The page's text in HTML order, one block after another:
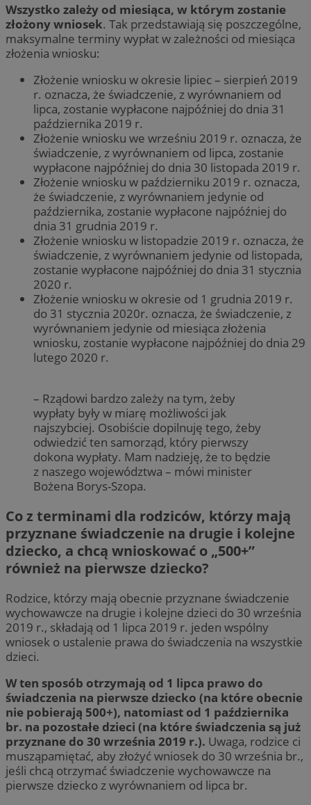
Wszystko zależy od miesiąca, w którym zostanie
złożony wniosek. Tak przedstawiają się poszczególne,
maksymalne terminy wypłat w zależności od miesiąca
złożenia wniosku:
Złożenie wniosku w okresie lipiec – sierpień 2019
r. oznacza, że świadczenie, z wyrównaniem od
lipca, zostanie wypłacone najpóźniej do dnia 31
października 2019 r.
Złożenie wniosku we wrześniu 2019 r. oznacza, że
świadczenie, z wyrównaniem od lipca, zostanie
wypłacone najpóźniej do dnia 30 listopada 2019 r.
Złożenie wniosku w październiku 2019 r. oznacza,
że świadczenie, z wyrównaniem jedynie od
października, zostanie wypłacone najpóźniej do
dnia 31 grudnia 2019 r.
Złożenie wniosku w listopadzie 2019 r. oznacza, że
świadczenie, z wyrównaniem jedynie od listopada,
zostanie wypłacone najpóźniej do dnia 31 stycznia
2020 r.
Złożenie wniosku w okresie od 1 grudnia 2019 r.
do 31 stycznia 2020r. oznacza, że świadczenie, z
wyrównaniem jedynie od miesiąca złożenia
wniosku, zostanie wypłacone najpóźniej do dnia 29
lutego 2020 r.
– Rządowi bardzo zależy na tym, żeby
wypłaty były w miarę możliwości jak
najszybciej. Osobiście dopilnuję tego, żeby
odwiedzić ten samorząd, który pierwszy
dokona wypłaty. Mam nadzieję, że to będzie
z naszego województwa – mówi minister
Bożena Borys-Szopa.
Co z terminami dla rodziców, którzy mają
przyznane świadczenie na drugie i kolejne
dziecko, a chcą wnioskować o „500+”
również na pierwsze dziecko?
Rodzice, którzy mają obecnie przyznane świadczenie
wychowawcze na drugie i kolejne dzieci do 30 września
2019 r., składają od 1 lipca 2019 r. jeden wspólny
wniosek o ustalenie prawa do świadczenia na wszystkie
dzieci.
W ten sposób otrzymają od 1 lipca prawo do
świadczenia na pierwsze dziecko (na które obecnie
nie pobierają 500+), natomiast od 1 października
br. na pozostałe dzieci (na które świadczenia są już
przyznane do 30 września 2019 r.). Uwaga, rodzice ci
musząpamiętać, aby złożyć wniosek do 30 września br.,
jeśli chcą otrzymać świadczenie wychowawcze na
pierwsze dziecko z wyrównaniem od lipca br.